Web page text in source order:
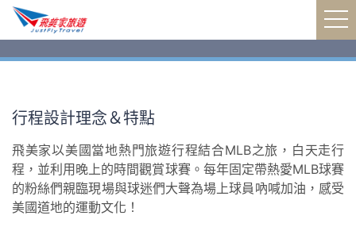
飛美家MLB超級粉絲團
飛美家MLB超級粉絲團
親子同遊運動文化
飛美家MLB超級粉絲團
行程設計理念＆特點
飛美家以美國當地熱門旅遊行程結合MLB之旅，白天走行
程，並利用晚上的時間觀賞球賽。每年固定帶熱愛MLB球賽
的粉絲們親臨現場與球迷們大聲為場上球員吶喊加油，感受
美國道地的運動文化！